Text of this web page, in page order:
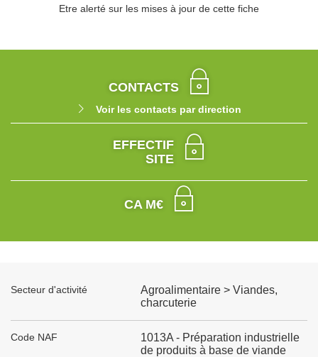
Etre alerté sur les mises à jour de cette fiche
CONTACTS
Voir les contacts par direction
EFFECTIF
SITE
CA M€
Secteur d'activité
Agroalimentaire > Viandes,
charcuterie
Code NAF
1013A - Préparation industrielle
de produits à base de viande